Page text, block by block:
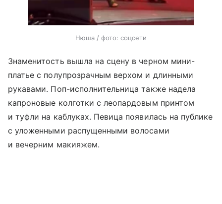
Нюша / фото: соцсети
Знаменитость вышла на сцену в черном мини-
платье с полупрозрачным верхом и длинными
рукавами. Поп-исполнительница также надела
капроновые колготки с леопардовым принтом
и туфли на каблуках. Певица появилась на публике
с уложенными распущенными волосами
и вечерним макияжем.